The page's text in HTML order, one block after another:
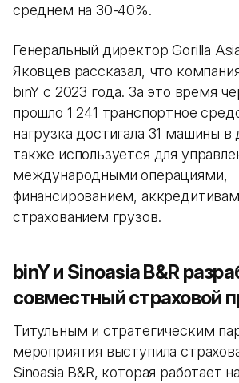
среднем на 30-40%.
Генеральный директор Gorilla
Яковцев рассказал, что
binY с 2023 года. За это время
прошло 1 241 транспортное
нагрузка достигала 31 машины
также используется для
международными операциями,
финансированием,
страхованием грузов.
binY и Sinoasia B&R
совместный страховой
Титульным и стратегическим
мероприятия выступила
Sinoasia B&R, которая работает